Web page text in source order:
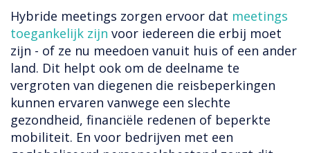
Hybride meetings zorgen ervoor dat meetings
toegankelijk zijn voor iedereen die erbij moet
zijn - of ze nu meedoen vanuit huis of een ander
land. Dit helpt ook om de deelname te
vergroten van diegenen die reisbeperkingen
kunnen ervaren vanwege een slechte
gezondheid, financiële redenen of beperkte
mobiliteit. En voor bedrijven met een